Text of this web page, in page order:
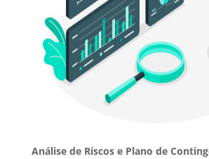
Análise de Riscos e Plano de